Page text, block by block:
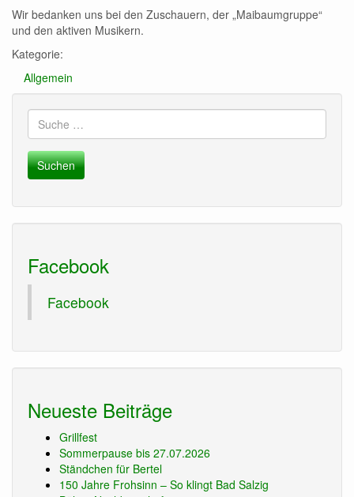
Wir bedanken uns bei den Zuschauern, der „Maibaumgruppe“
und den aktiven Musikern.
Kategorie:
Allgemein
Suche
nach:
Facebook
Facebook
Neueste Beiträge
Grillfest
Sommerpause bis 27.07.2026
Ständchen für Bertel
150 Jahre Frohsinn – So klingt Bad Salzig